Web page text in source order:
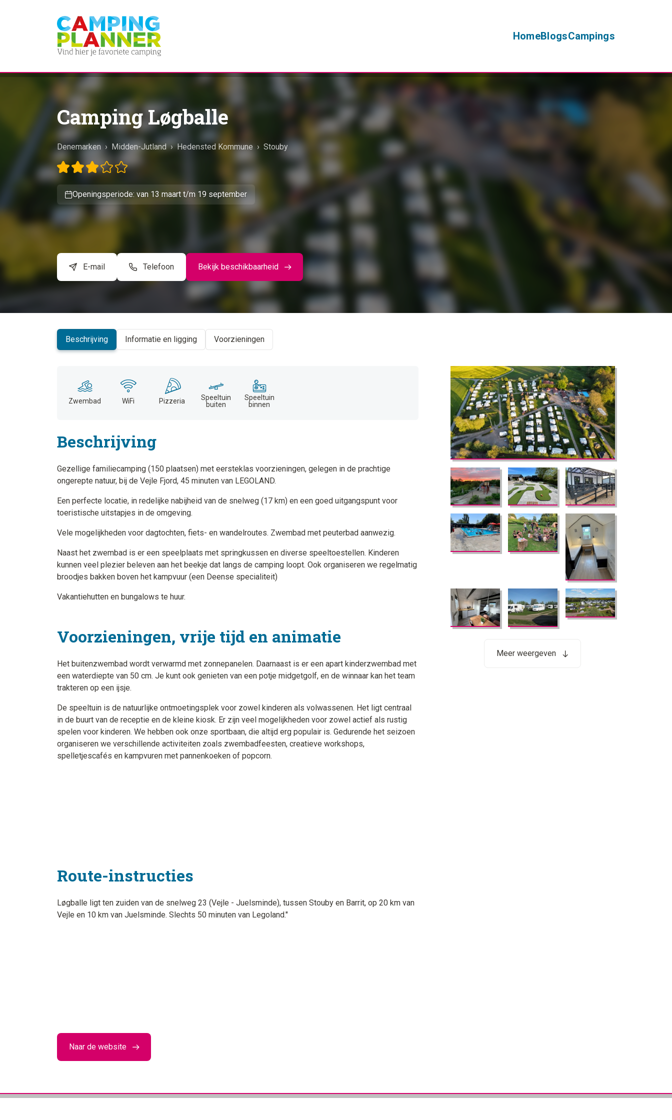
HomeBlogsCampings
Camping Løgballe
Denemarken › Midden-Jutland › Hedensted Kommune › Stouby
Openingsperiode: van 13 maart t/m 19 september
E-mail Telefoon Bekijk beschikbaarheid
Beschrijving Informatie en ligging Voorzieningen
Zwembad WiFi Pizzeria
Speeltuin
buiten
Speeltuin
binnen
Beschrijving
Gezellige familiecamping (150 plaatsen) met eersteklas voorzieningen, gelegen in de prachtige
ongerepte natuur, bij de Vejle Fjord, 45 minuten van LEGOLAND.
Een perfecte locatie, in redelijke nabijheid van de snelweg (17 km) en een goed uitgangspunt voor
toeristische uitstapjes in de omgeving.
Vele mogelijkheden voor dagtochten, fiets- en wandelroutes. Zwembad met peuterbad aanwezig.
Naast het zwembad is er een speelplaats met springkussen en diverse speeltoestellen. Kinderen
kunnen veel plezier beleven aan het beekje dat langs de camping loopt. Ook organiseren we regelmatig
broodjes bakken boven het kampvuur (een Deense specialiteit)
Vakantiehutten en bungalows te huur.
Voorzieningen, vrije tijd en animatie
Het buitenzwembad wordt verwarmd met zonnepanelen. Daarnaast is er een apart kinderzwembad met
een waterdiepte van 50 cm. Je kunt ook genieten van een potje midgetgolf, en de winnaar kan het team
trakteren op een ijsje.
De speeltuin is de natuurlijke ontmoetingsplek voor zowel kinderen als volwassenen. Het ligt centraal
in de buurt van de receptie en de kleine kiosk. Er zijn veel mogelijkheden voor zowel actief als rustig
spelen voor kinderen. We hebben ook onze sportbaan, die altijd erg populair is. Gedurende het seizoen
organiseren we verschillende activiteiten zoals zwembadfeesten, creatieve workshops,
spelletjescafés en kampvuren met pannenkoeken of popcorn.
Route-instructies
Løgballe ligt ten zuiden van de snelweg 23 (Vejle - Juelsminde), tussen Stouby en Barrit, op 20 km van
Vejle en 10 km van Juelsminde. Slechts 50 minuten van Legoland."
Meer weergeven
Naar de website